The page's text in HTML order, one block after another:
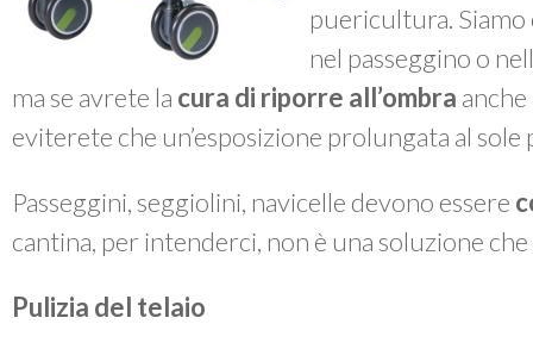
puericultura.
nel passeggino o
ma se avrete la cura di riporre all’ombra
eviterete che un’esposizione prolungata al sole
Passeggini, seggiolini, navicelle devono essere
cantina, per intenderci, non è una soluzione
Pulizia del telaio